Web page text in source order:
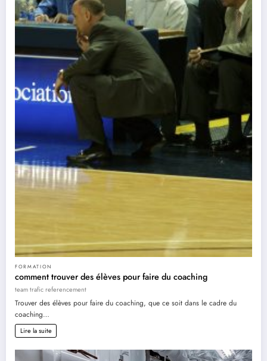
FORMATION
comment trouver des élèves pour faire du coaching
team trafic referencement
Trouver des élèves pour faire du coaching, que ce soit dans le cadre du
coaching…
Lire la suite